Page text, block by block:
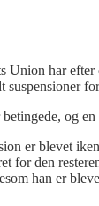
Union har efter
og
er blevet
for den
han er